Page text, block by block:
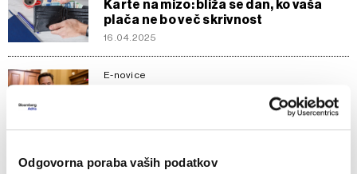
Odgovorna poraba vaših podatkov
Karte na mizo: bliža se dan, ko vaša
plača ne bo več skrivnost
16.04.2025
E-novice
kot slon v trgovini s porcelanom
Poslovanje